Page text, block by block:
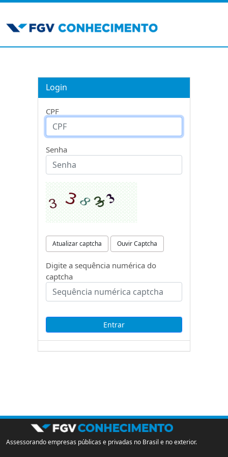
Login
CPF
Senha
Atualizar captcha Ouvir Captcha
Digite a sequência numérica do
captcha
Assessorando empresas públicas e privadas no Brasil e no exterior.